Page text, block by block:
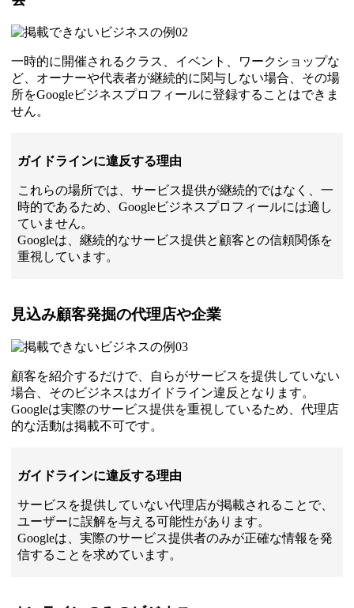
一時的に開催されるクラス、イベント、ワークショップな
ど、オーナーや代表者が継続的に関与しない場合、その場
所をGoogleビジネスプロフィールに登録することはできま
せん。
ガイドラインに違反する理由
これらの場所では、サービス提供が継続的ではなく、一
時的であるため、Googleビジネスプロフィールには適し
ていません。
Googleは、継続的なサービス提供と顧客との信頼関係を
重視しています。
見込み顧客発掘の代理店や企業
顧客を紹介するだけで、自らがサービスを提供していない
場合、そのビジネスはガイドライン違反となります。
Googleは実際のサービス提供を重視しているため、代理店
的な活動は掲載不可です。
ガイドラインに違反する理由
サービスを提供していない代理店が掲載されることで、
ユーザーに誤解を与える可能性があります。
Googleは、実際のサービス提供者のみが正確な情報を発
信することを求めています。